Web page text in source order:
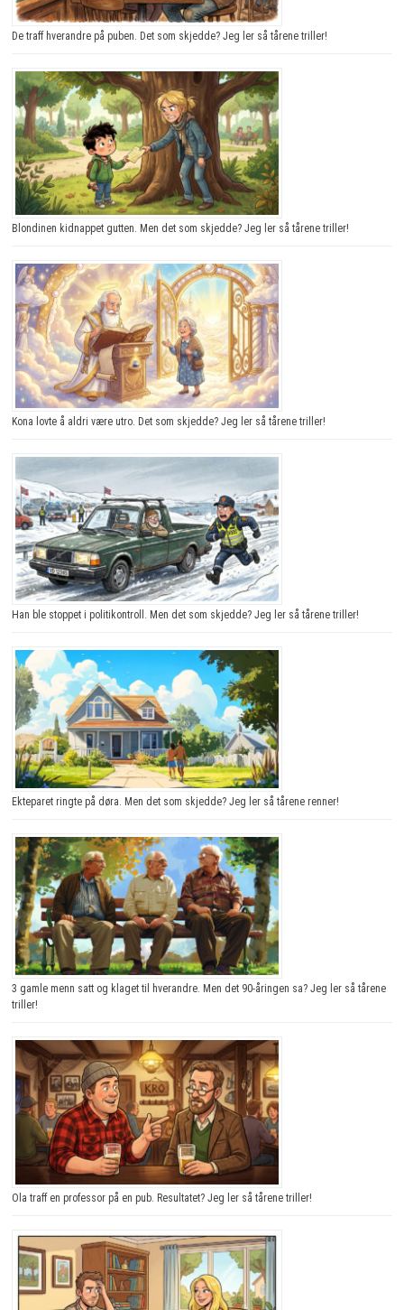
De traff hverandre på puben. Det som skjedde? Jeg ler så tårene triller!
Blondinen kidnappet gutten. Men det som skjedde? Jeg ler så tårene triller!
Kona lovte å aldri være utro. Det som skjedde? Jeg ler så tårene triller!
Han ble stoppet i politikontroll. Men det som skjedde? Jeg ler så tårene triller!
Ekteparet ringte på døra. Men det som skjedde? Jeg ler så tårene renner!
3 gamle menn satt og klaget til hverandre. Men det 90-åringen sa? Jeg ler så tårene
triller!
Ola traff en professor på en pub. Resultatet? Jeg ler så tårene triller!